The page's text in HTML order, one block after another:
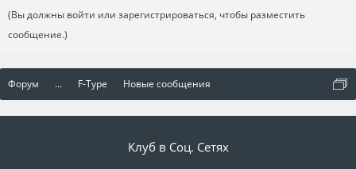
(Вы должны войти или зарегистрироваться, чтобы разместить
сообщение.)
Форум ... F-Type Новые сообщения
Клуб в Соц. Сетях